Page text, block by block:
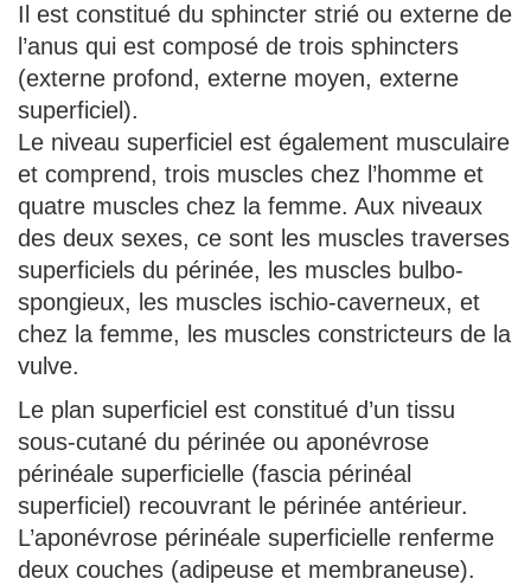
Il est constitué du sphincter strié ou externe de
l’anus qui est composé de trois sphincters
(externe profond, externe moyen, externe
superficiel).
Le niveau superficiel est également musculaire
et comprend, trois muscles chez l’homme et
quatre muscles chez la femme. Aux niveaux
des deux sexes, ce sont les muscles traverses
superficiels du périnée, les muscles bulbo-
spongieux, les muscles ischio-caverneux, et
chez la femme, les muscles constricteurs de la
vulve.
Le plan superficiel est constitué d’un tissu
sous-cutané du périnée ou aponévrose
périnéale superficielle (fascia périnéal
superficiel) recouvrant le périnée antérieur.
L’aponévrose périnéale superficielle renferme
deux couches (adipeuse et membraneuse).